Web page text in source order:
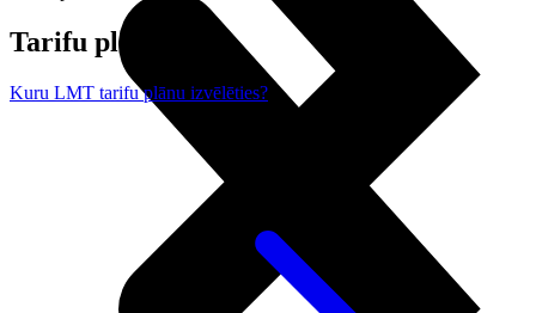
Tarifu plāns
Kuru LMT tarifu plānu izvēlēties?